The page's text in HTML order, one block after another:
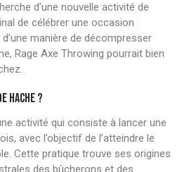
d’une nouvelle activité de
de célébrer une occasion
manière de décompresser
Rage Axe Throwing pourrait bien
HACHE ?
activité qui consiste à lancer une
avec l’objectif de l’atteindre le
Cette pratique trouve ses origines
des bûcherons et des